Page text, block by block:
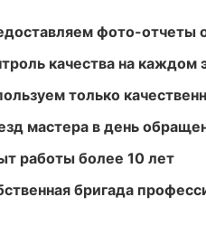
фото-отчеты
качества на каждом
только
мастера в день
работы более 10 лет
бригада